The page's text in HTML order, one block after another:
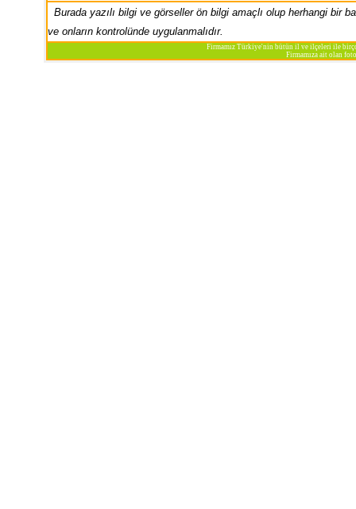
Burada yazılı bilgi ve görseller ön bilgi amaçlı olup herhangi bir
ve onların kontrolünde uygulanmalıdır.
Firmamız Türkiye'nin bütün il ve ilçeleri ile
Firmamıza ait olan